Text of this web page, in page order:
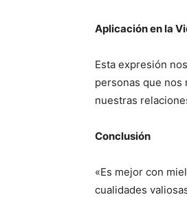
Aplicación en la
Esta expresión
personas que nos
nuestras
Conclusión
«Es mejor con
cualidades